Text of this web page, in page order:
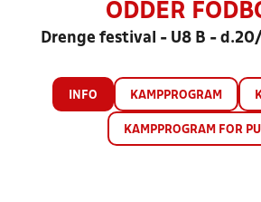
ODDER
Drenge festival - U8 B -
INFO KAMPPROGRAM
KAMPPROGRAM FOR